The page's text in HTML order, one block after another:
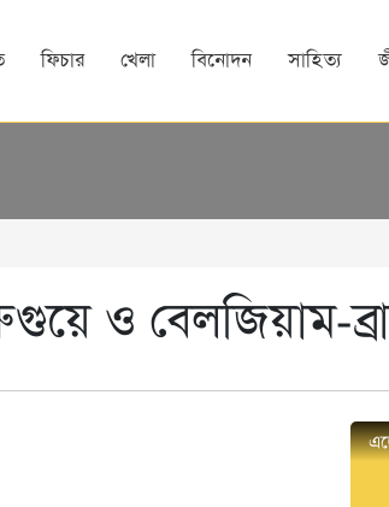
ফিচার খেলা বিনোদন সাহিত্য
ও বেলজিয়াম-